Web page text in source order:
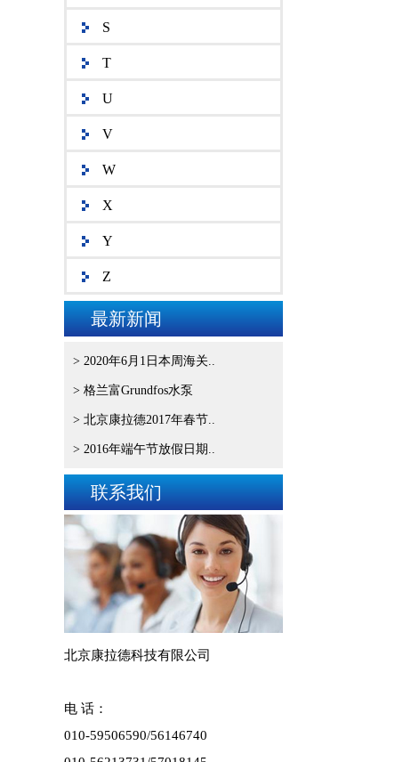
S
T
U
V
W
X
Y
Z
最新新闻
> 2020年6月1日本周海关..
> 格兰富Grundfos水泵
> 北京康拉德2017年春节..
> 2016年端午节放假日期..
联系我们
北京康拉德科技有限公司
电 话：
010-59506590/56146740